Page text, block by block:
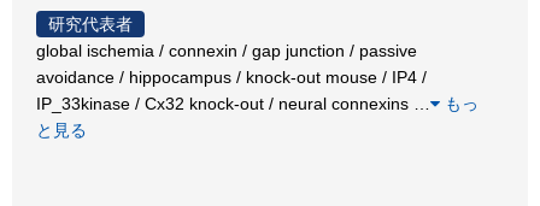
研究代表者
global ischemia / connexin / gap junction / passive
avoidance / hippocampus / knock-out mouse / IP4 /
IP_33kinase / Cx32 knock-out / neural connexins
もっ
と見る